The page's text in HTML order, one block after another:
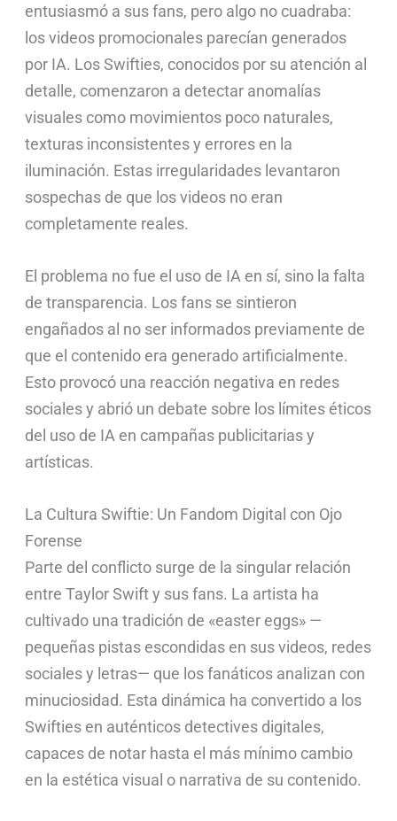
entusiasmó a sus fans, pero algo no cuadraba:
los videos promocionales parecían generados
por IA. Los Swifties, conocidos por su atención al
detalle, comenzaron a detectar anomalías
visuales como movimientos poco naturales,
texturas inconsistentes y errores en la
iluminación. Estas irregularidades levantaron
sospechas de que los videos no eran
completamente reales.
El problema no fue el uso de IA en sí, sino la falta
de transparencia. Los fans se sintieron
engañados al no ser informados previamente de
que el contenido era generado artificialmente.
Esto provocó una reacción negativa en redes
sociales y abrió un debate sobre los límites éticos
del uso de IA en campañas publicitarias y
artísticas.
La Cultura Swiftie: Un Fandom Digital con Ojo
Forense
Parte del conflicto surge de la singular relación
entre Taylor Swift y sus fans. La artista ha
cultivado una tradición de «easter eggs» —
pequeñas pistas escondidas en sus videos, redes
sociales y letras— que los fanáticos analizan con
minuciosidad. Esta dinámica ha convertido a los
Swifties en auténticos detectives digitales,
capaces de notar hasta el más mínimo cambio
en la estética visual o narrativa de su contenido.